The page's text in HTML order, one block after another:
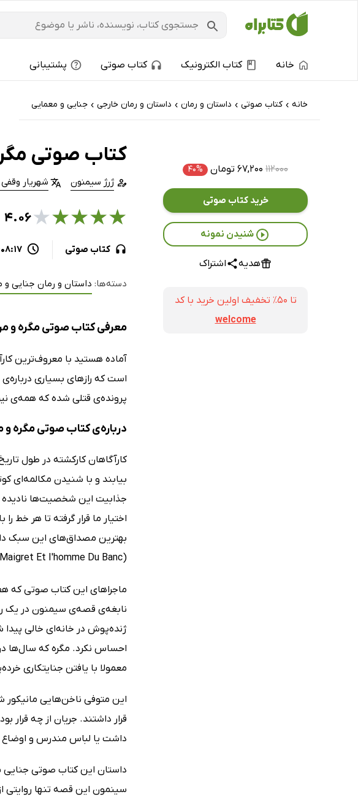
خانه کتاب الکترونیک کتاب صوتی پشتیبانی
خانه › کتاب‌ صوتی › داستان و رمان › داستان و رمان خارجی › جنایی و معمایی
۱۱۲۰۰۰ ۶۷,۲۰۰ تومان ۴۰%
خرید کتاب صوتی
شنیدن نمونه
هدیه اشتراک
تا ۵۰٪ تخفیف اولین خرید با کد
welcome
کتاب صوتی
ژرژ سیمنون شهریار وقفی
★
★
★
★
★۴.۰۶
کتاب صوتی
دسته‌ها: داستان و رمان جنایی و
معرفی کتاب صوتی مگره و
آماده هستید با معروف‌ترین
است که رازهای بسیاری
پرونده‌ی قتلی شده که همه‌ی
درباره‌ی کتاب صوتی مگره و
کارآگاهان کارکشته در طول
بیابند و با شنیدن مکالمه‌ای
جذابیت این شخصیت‌ها نادیده
اختیار ما قرار گرفته تا هر خط
بهترین مصداق‌های این سبک
(Maigret Et I'homme Du Banc) مشاهده کرد.
نابغه‌ی قصه‌ی سیمنون در یک
ژنده‌پوش در خانه‌ای خالی
احساس نکرد. مگره که سال‌ها
معمولا با یافتن جنایتکاری
این متوفی ناخن‌هایی
قرار داشتند. جریان از چه قرار
داشت یا لباس مندرس و اوضاع
داستان این کتاب صوتی جنایی